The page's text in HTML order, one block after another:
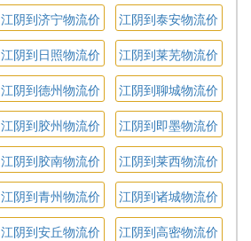
格
格
江阴到济宁物流价
格
江阴到泰安物流价
格
江阴到日照物流价
格
江阴到莱芜物流价
格
江阴到德州物流价
格
江阴到聊城物流价
格
江阴到胶州物流价
格
江阴到即墨物流价
格
江阴到胶南物流价
格
江阴到莱西物流价
格
江阴到青州物流价
格
江阴到诸城物流价
格
江阴到安丘物流价
江阴到高密物流价